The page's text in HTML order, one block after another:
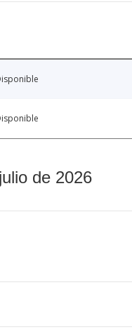
de 2026